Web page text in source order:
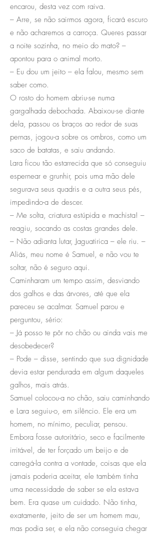
encarou, desta vez com raiva.
– Arre, se não sairmos agora, ficará escuro
e não acharemos a carroça. Queres passar
a noite sozinha, no meio do mato? –
apontou para o animal morto.
– Eu dou um jeito – ela falou, mesmo sem
saber como.
O rosto do homem abriu-se numa
gargalhada debochada. Abaixou-se diante
dela, passou os braços ao redor de suas
pernas, jogou-a sobre os ombros, como um
saco de batatas, e saiu andando.
Lara ficou tão estarrecida que só conseguiu
espernear e grunhir, pois uma mão dele
segurava seus quadris e a outra seus pés,
impedindo-a de descer.
– Me solta, criatura estúpida e machista! –
reagiu, socando as costas grandes dele.
– Não adianta lutar, Jaguatirica – ele riu. –
Aliás, meu nome é Samuel, e não vou te
soltar, não é seguro aqui.
Caminharam um tempo assim, desviando
dos galhos e das árvores, até que ela
pareceu se acalmar. Samuel parou e
perguntou, sério:
– Já posso te pôr no chão ou ainda vais me
desobedecer?
– Pode – disse, sentindo que sua dignidade
devia estar pendurada em algum daqueles
galhos, mais atrás.
Samuel colocou-a no chão, saiu caminhando
e Lara seguiu-o, em silêncio. Ele era um
homem, no mínimo, peculiar, pensou.
Embora fosse autoritário, seco e facilmente
irritável, de ter forçado um beijo e de
carregá-la contra a vontade, coisas que ela
jamais poderia aceitar, ele também tinha
uma necessidade de saber se ela estava
bem. Era quase um cuidado. Não tinha,
exatamente, jeito de ser um homem mau,
mas podia ser, e ela não conseguia chegar